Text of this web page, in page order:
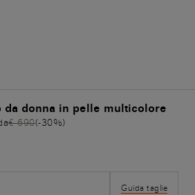
da donna in pelle multicolore
€ 690(-30%)
Guida taglie